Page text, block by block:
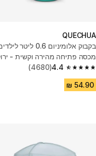
QUECHUA
בקבוק אלומיניום 0.6
מכסה פתיחה מהירה וקשית -
4.4
4.4 out of 5 stars from 4680 reviews
(4680)